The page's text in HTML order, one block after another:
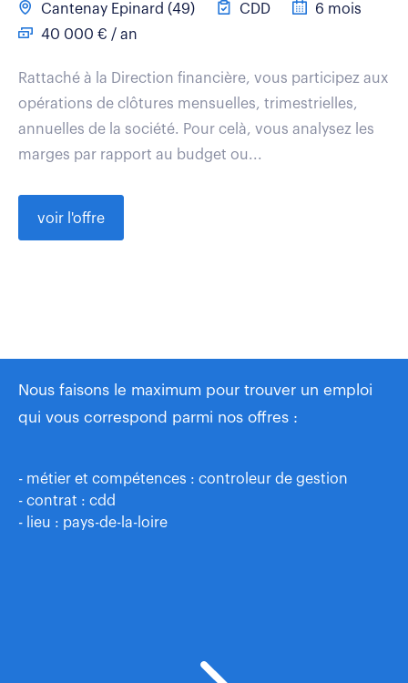
Cantenay Epinard (49) CDD
6 mois
40 000 € / an
Rattaché à la Direction financière, vous participez aux
opérations de clôtures mensuelles, trimestrielles,
annuelles de la société. Pour celà, vous analysez les
marges par rapport au budget ou...
voir l'offre
Nous faisons le maximum pour trouver un emploi
qui vous correspond parmi nos offres :
- métier et compétences : controleur de gestion
- contrat : cdd
- lieu : pays-de-la-loire